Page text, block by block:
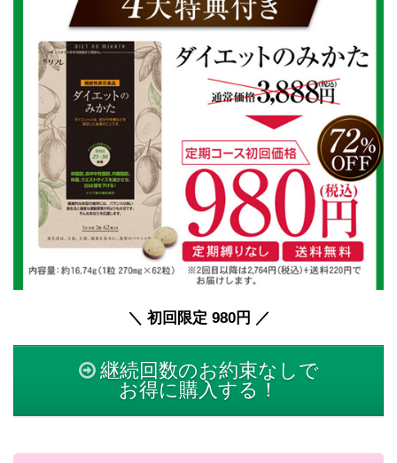
＼ 初回限定 980円 ／
継続回数のお約束なしで
お得に購入する！